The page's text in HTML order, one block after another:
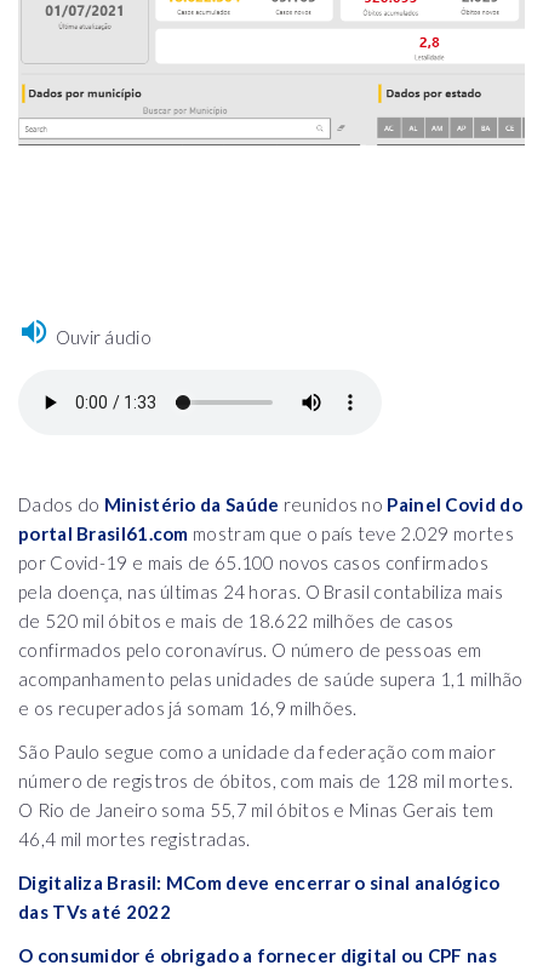
Ouvir áudio
Dados do Ministério da Saúde reunidos no Painel Covid do
portal Brasil61.com mostram que o país teve 2.029 mortes
por Covid-19 e mais de 65.100 novos casos confirmados
pela doença, nas últimas 24 horas. O Brasil contabiliza mais
de 520 mil óbitos e mais de 18.622 milhões de casos
confirmados pelo coronavírus. O número de pessoas em
acompanhamento pelas unidades de saúde supera 1,1 milhão
e os recuperados já somam 16,9 milhões.
São Paulo segue como a unidade da federação com maior
número de registros de óbitos, com mais de 128 mil mortes.
O Rio de Janeiro soma 55,7 mil óbitos e Minas Gerais tem
46,4 mil mortes registradas.
Digitaliza Brasil: MCom deve encerrar o sinal analógico
das TVs até 2022
O consumidor é obrigado a fornecer digital ou CPF nas